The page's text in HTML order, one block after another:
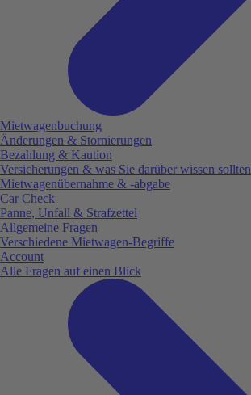
Mietwagenbuchung
Änderungen & Stornierungen
Bezahlung & Kaution
Versicherungen & was Sie darüber wissen sollten
Mietwagenübernahme & -abgabe
Car Check
Panne, Unfall & Strafzettel
Allgemeine Fragen
Verschiedene Mietwagen-Begriffe
Account
Alle Fragen auf einen Blick